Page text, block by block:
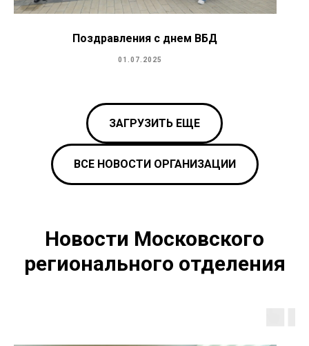
Поздравления с днем ВБД
01.07.2025
ЗАГРУЗИТЬ ЕЩЕ
ВСЕ НОВОСТИ ОРГАНИЗАЦИИ
Новости Московского
регионального отделения